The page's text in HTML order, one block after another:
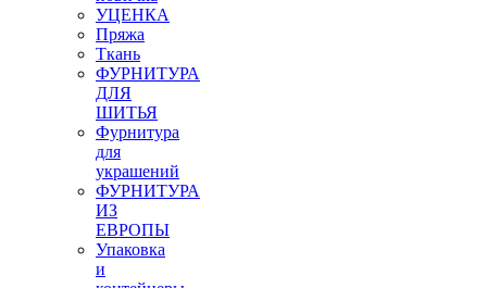
УЦЕНКА
Пряжа
Ткань
ФУРНИТУРА
ДЛЯ
ШИТЬЯ
Фурнитура
для
украшений
ФУРНИТУРА
ИЗ
ЕВРОПЫ
Упаковка
и